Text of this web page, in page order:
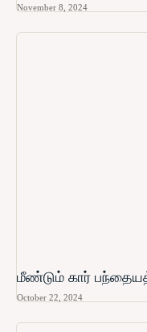
November 8, 2024
மீண்டும் கார்
October 22, 2024